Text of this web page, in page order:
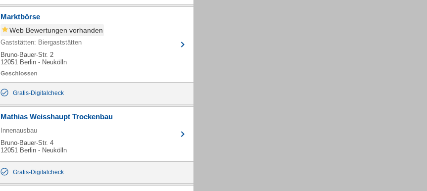
Marktbörse
Web Bewertungen vorhanden
Gaststätten: Biergaststätten
Bruno-Bauer-Str. 2
12051 Berlin - Neukölln
Gratis-Digitalcheck
Mathias Weisshaupt Trockenbau
Innenausbau
Bruno-Bauer-Str. 4
12051 Berlin - Neukölln
Gratis-Digitalcheck